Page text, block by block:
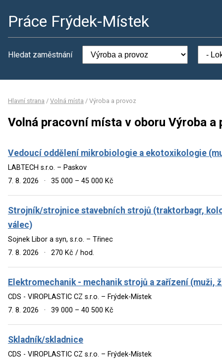
Práce Frýdek-Místek
Hledat zaměstnání
Hlavní strana / Volná místa / Výroba a provoz
Volná pracovní místa v oboru Výroba a
Vedoucí oddělení mikrobiologie a ekotoxikologie
LABTECH s.r.o. – Paskov
7. 8. 2026
· 35 000 – 45 000 Kč
Strojník/strojnice stavebních strojů (traktorbagr,
válec)
Sojnek Libor a syn, s.r.o. – Třinec
7. 8. 2026
· 270 Kč / hod.
Elektromechanik - mechanik strojů a zařízení (muži,
CDS - VIROPLASTIC CZ s.r.o. – Frýdek-Místek
7. 8. 2026
· 39 000 – 40 500 Kč
Skladník/skladnice
CDS - VIROPLASTIC CZ s.r.o. – Frýdek-Místek